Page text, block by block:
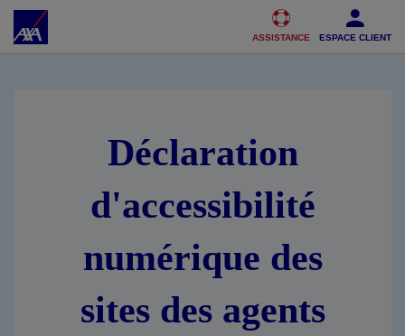
Accéder au Contenu Accéder au Pied de page
ASSISTANCE ESPACE CLIENT
Déclaration
d'accessibilité
numérique des
sites des agents